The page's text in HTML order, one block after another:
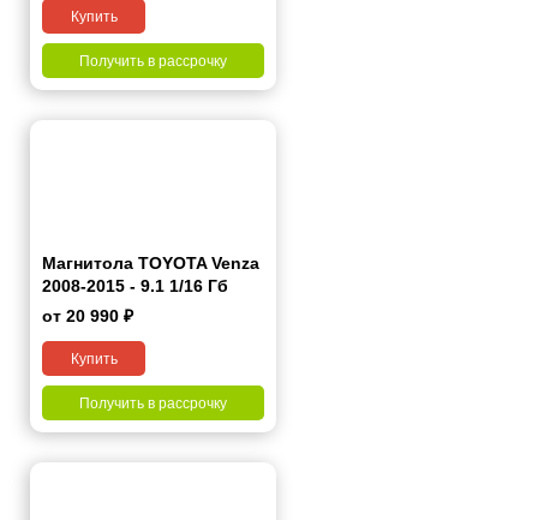
Купить
Получить в рассрочку
Магнитола TOYOTA Venza
2008-2015 - 9.1 1/16 Гб
Simple
от 20 990 ₽
Купить
Получить в рассрочку